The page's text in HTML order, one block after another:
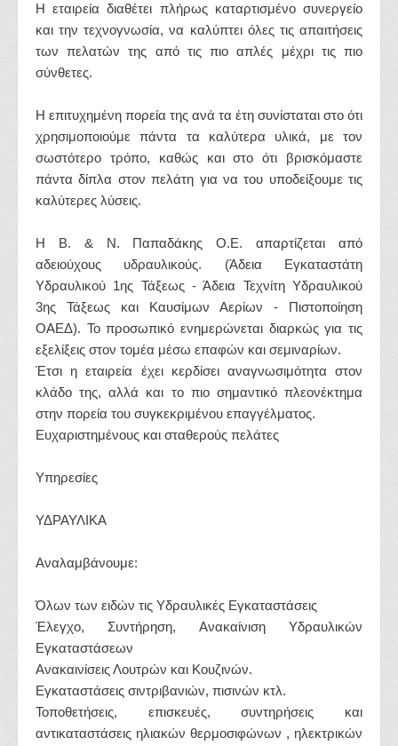
Η εταιρεία διαθέτει πλήρως καταρτισμένο συνεργείο
και την τεχνογνωσία, να καλύπτει όλες τις απαιτήσεις
των πελατών της από τις πιο απλές μέχρι τις πιο
σύνθετες.
Η επιτυχημένη πορεία της ανά τα έτη συνίσταται στο ότι
χρησιμοποιούμε πάντα τα καλύτερα υλικά, με τον
σωστότερο τρόπο, καθώς και στο ότι βρισκόμαστε
πάντα δίπλα στον πελάτη για να του υποδείξουμε τις
καλύτερες λύσεις.
Η Β. & Ν. Παπαδάκης Ο.Ε. απαρτίζεται από
αδειούχους υδραυλικούς. (Άδεια Εγκαταστάτη
Υδραυλικού 1ης Τάξεως - Άδεια Τεχνίτη Υδραυλικού
3ης Τάξεως και Καυσίμων Αερίων - Πιστοποίηση
ΟΑΕΔ). Το προσωπικό ενημερώνεται διαρκώς για τις
εξελίξεις στον τομέα μέσω επαφών και σεμιναρίων.
Έτσι η εταιρεία έχει κερδίσει αναγνωσιμότητα στον
κλάδο της, αλλά και το πιο σημαντικό πλεονέκτημα
στην πορεία του συγκεκριμένου επαγγέλματος.
Ευχαριστημένους και σταθερούς πελάτες
Υπηρεσίες
ΥΔΡΑΥΛΙΚΑ
Αναλαμβάνουμε:
Όλων των ειδών τις Υδραυλικές Εγκαταστάσεις
Έλεγχο, Συντήρηση, Ανακαίνιση Υδραυλικών
Εγκαταστάσεων
Ανακαινίσεις Λουτρών και Κουζινών.
Εγκαταστάσεις σιντριβανιών, πισινών κτλ.
Τοποθετήσεις, επισκευές, συντηρήσεις και
αντικαταστάσεις ηλιακών θερμοσιφώνων , ηλεκτρικών